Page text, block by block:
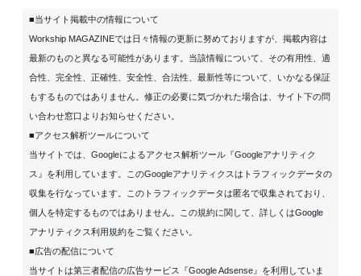
■当サイト掲載中の情報について
Workship MAGAZINEでは日々情報の更新に努めておりますが、掲載内容は
最新のものと異なる可能性があります。当該情報について、その有用性、適
合性、完全性、正確性、安全性、合法性、最新性等について、いかなる保証
もするものではありません。修正の必要に気づかれた場合は、サイト下の問
い合わせ窓口よりお知らせください。
■アクセス解析ツールについて
当サイトでは、Googleによるアクセス解析ツール『Googleアナリティク
ス』を利用しています。このGoogleアナリティクスはトラフィックデータの
収集を行なっています。このトラフィックデータは匿名で収集されており、
個人を特定するものではありません。この規約に関して、詳しくはGoogle
アナリティクス利用規約をご覧ください。
■広告の配信について
当サイトは第三者配信の広告サービス『Google Adsense』を利用していま